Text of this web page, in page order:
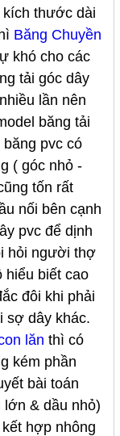
thước dài
Băng Chuyền
khó cho các
tải góc dây
lần nên
băng tải
pvc có
( góc nhỏ -
tốn rất
nối bên cạnh
pvc để dịnh
hỏi người thợ
hiểu biết cao
đôi khi phải
sợ dây khác.
lăn thì có
kém phần
bài toán
lớn & dầu nhỏ)
hợp nhông